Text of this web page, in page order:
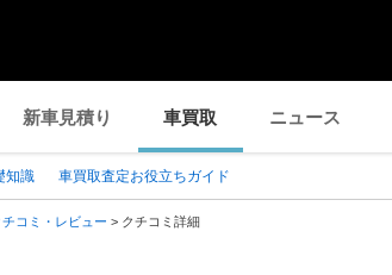
新車見積り 車買取 ニュース
知識 車買取査定お役立ちガイド
チコミ・レビュー > クチコミ詳細